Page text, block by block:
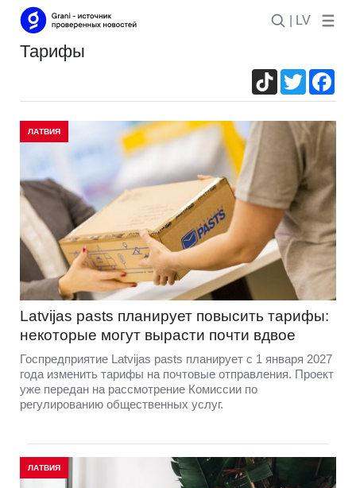
| LV
тарифы
TikTokTwitter
ЛАТВИЯ
Latvijas pasts планирует повысить тарифы:
некоторые могут вырасти почти вдвое
Госпредприятие Latvijas pasts планирует с 1 января 2027
года изменить тарифы на почтовые отправления. Проект
уже передан на рассмотрение Комиссии по
регулированию общественных услуг.
ЛАТВИЯ